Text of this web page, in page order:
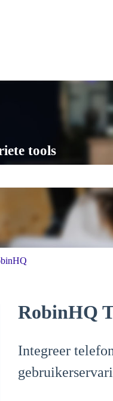
tools
is leeg.
RobinHQ
Integreer